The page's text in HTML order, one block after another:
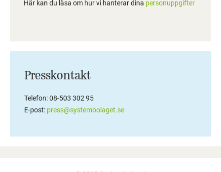
Här kan du läsa om hur vi hanterar dina personuppgifter
Presskontakt
Telefon: 08-503 302 95
E-post: press@systembolaget.se